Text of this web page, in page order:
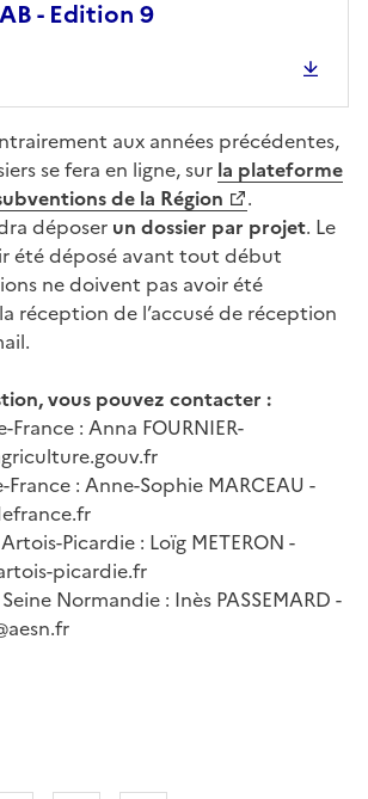
- Edition 9
aux années précédentes,
se fera en ligne, sur la plateforme
de la Région
.
déposer un dossier par projet. Le
été déposé avant tout début
ne doivent pas avoir été
réception de l’accusé de réception
vous pouvez contacter :
France : Anna FOURNIER-
: Anne-Sophie MARCEAU -
Picardie : Loïg METERON -
picardie.fr
Normandie : Inès PASSEMARD -